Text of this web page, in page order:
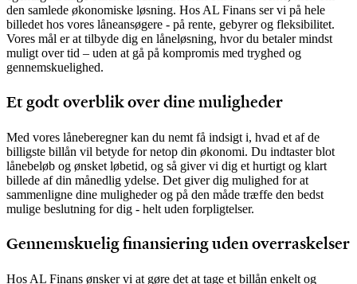
den samlede økonomiske løsning. Hos AL Finans ser vi på hele
billedet hos vores låneansøgere - på rente, gebyrer og fleksibilitet.
Vores mål er at tilbyde dig en låneløsning, hvor du betaler mindst
muligt over tid – uden at gå på kompromis med tryghed og
gennemskuelighed.
Et godt overblik over dine muligheder
Med vores låneberegner kan du nemt få indsigt i, hvad et af de
billigste billån vil betyde for netop din økonomi. Du indtaster blot
lånebeløb og ønsket løbetid, og så giver vi dig et hurtigt og klart
billede af din månedlig ydelse. Det giver dig mulighed for at
sammenligne dine muligheder og på den måde træffe den bedst
mulige beslutning for dig - helt uden forpligtelser.
Gennemskuelig finansiering uden overraskelser
Hos AL Finans ønsker vi at gøre det at tage et billån enkelt og